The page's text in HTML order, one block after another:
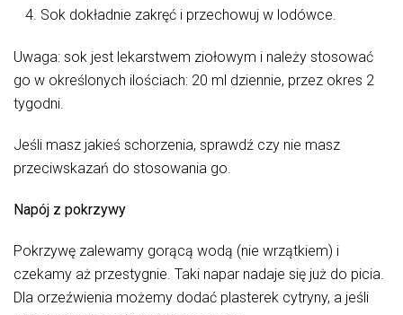
Sok dokładnie zakręć i przechowuj w lodówce.
Uwaga: sok jest lekarstwem ziołowym i należy stosować
go w określonych ilościach: 20 ml dziennie, przez okres 2
tygodni.
Jeśli masz jakieś schorzenia, sprawdź czy nie masz
przeciwskazań do stosowania go.
Napój z pokrzywy
Pokrzywę zalewamy gorącą wodą (nie wrzątkiem) i
czekamy aż przestygnie. Taki napar nadaje się już do picia.
Dla orzeźwienia możemy dodać plasterek cytryny, a jeśli